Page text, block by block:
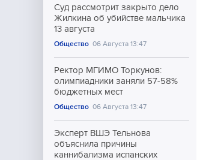
Культура
Суд рассмотрит закрыто дело
Жилкина об убийстве мальчика
13 августа
Общество 06 Августа 13:47
Ректор МГИМО Торкунов:
олимпиадники заняли 57-58%
бюджетных мест
Общество 06 Августа 13:47
Эксперт ВШЭ Тельнова
объяснила причины
каннибализма испанских